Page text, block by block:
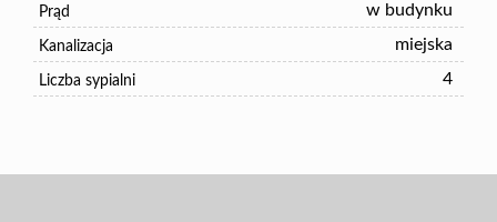
Prąd w budynku
Kanalizacja miejska
Liczba sypialni 4